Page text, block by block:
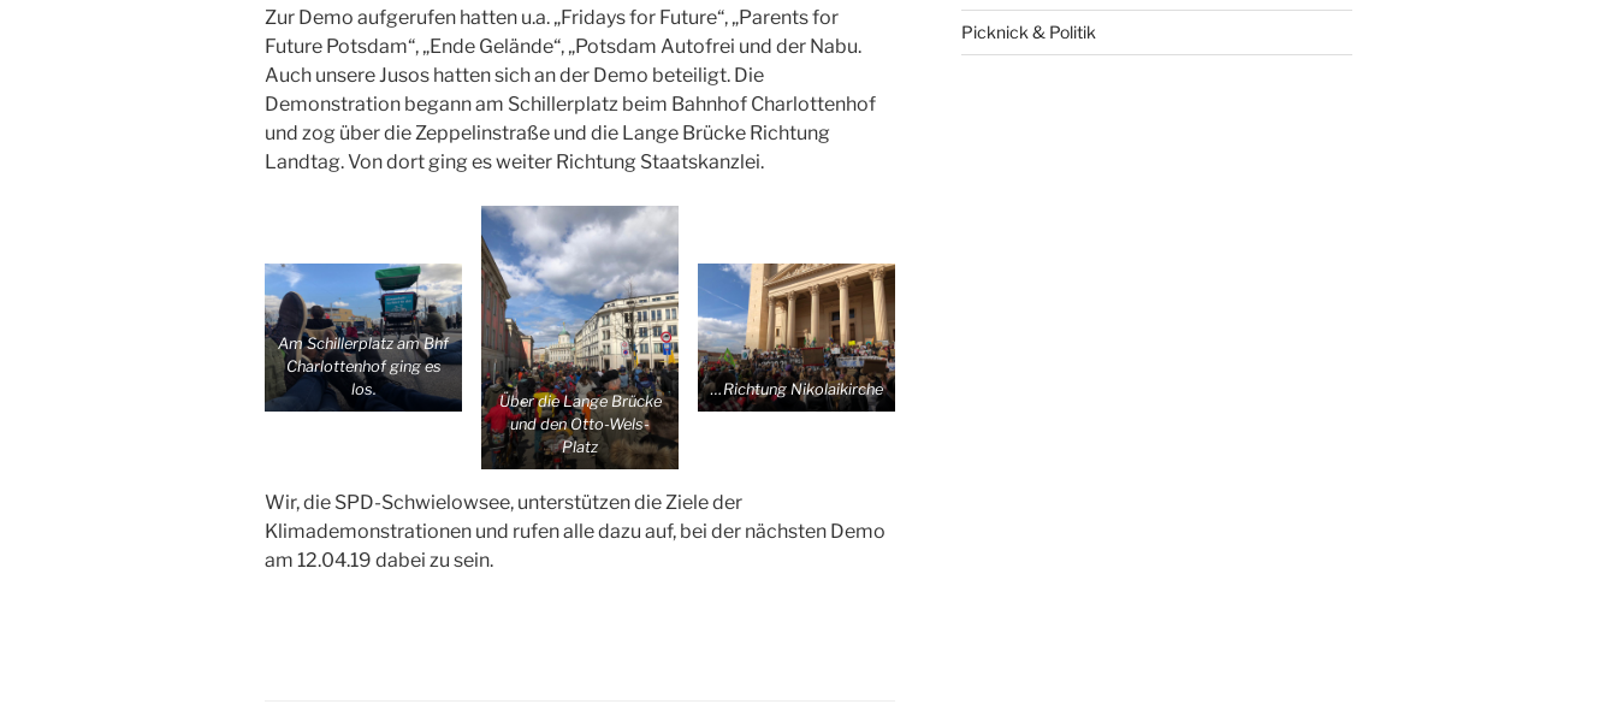
Zur Demo aufgerufen hatten u.a. „Fridays for Future“, „Parents for
Future Potsdam“, „Ende Gelände“, „Potsdam Autofrei und der Nabu.
Auch unsere Jusos hatten sich an der Demo beteiligt. Die
Demonstration begann am Schillerplatz beim Bahnhof Charlottenhof
und zog über die Zeppelinstraße und die Lange Brücke Richtung
Landtag. Von dort ging es weiter Richtung Staatskanzlei.
Am Schillerplatz am Bhf
Charlottenhof ging es
los.
Über die Lange Brücke
und den Otto-Wels-
Platz
…Richtung Nikolaikirche
Wir, die SPD-Schwielowsee, unterstützen die Ziele der
Klimademonstrationen und rufen alle dazu auf, bei der nächsten Demo
am 12.04.19 dabei zu sein.
Picknick & Politik